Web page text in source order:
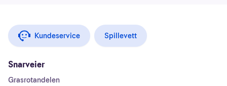
Kundeservice Spillevett
Snarveier
Grasrotandelen